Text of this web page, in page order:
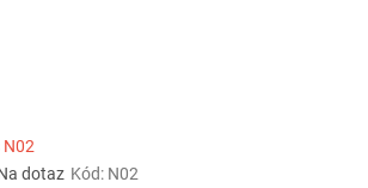
N02
dotaz Kód: N02